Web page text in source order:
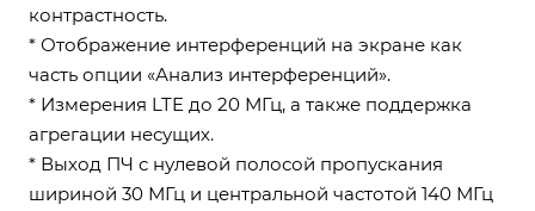
контрастность.
* Отображение интерференций на экране как
часть опции «Анализ интерференций».
* Измерения LTE до 20 МГц, а также поддержка
агрегации несущих.
* Выход ПЧ с нулевой полосой пропускания
шириной 30 МГц и центральной частотой 140 МГц